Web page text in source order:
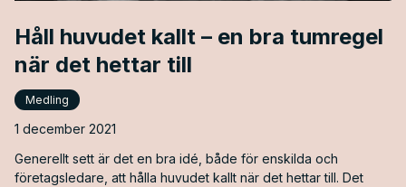
Håll huvudet kallt – en bra tumregel
när det hettar till
Medling
1 december 2021
Generellt sett är det en bra idé, både för enskilda och
företagsledare, att hålla huvudet kallt när det hettar till. Det